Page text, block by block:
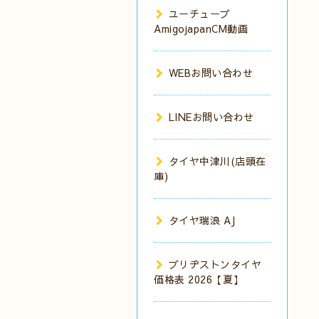
ユーチューブ
AmigojapanCM動画
WEBお問い合わせ
LINEお問い合わせ
タイヤ中津川(店頭在
庫)
タイヤ瑞浪 AJ
ブリヂストンタイヤ
価格表 2026【夏】